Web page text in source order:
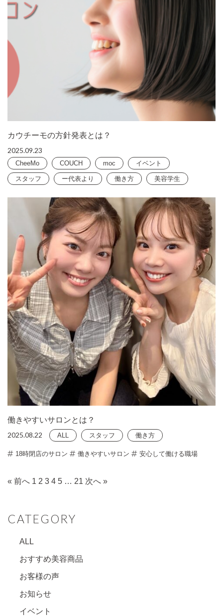
CATEGORY
ALL
おすすめ美容商品
お客様の声
お知らせ
イベント
カウチーモの方針発表とは？
2025.09.23
CheeMo COUCH moc イベント
スタッフ ー代表より 働き方 美容学生
働きやすいサロンとは？
2025.08.22
ALL スタッフ 働き方
18時閉店のサロン 働きやすいサロン 安心して働ける職場
« 前へ 1 2 3 4 5 … 21 次へ »